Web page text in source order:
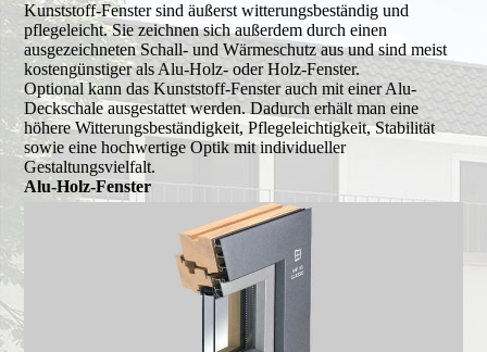
Kunststoff-Fenster sind äußerst witterungsbeständig und
pflegeleicht. Sie zeichnen sich außerdem durch einen
ausgezeichneten Schall- und Wärmeschutz aus und sind meist
kostengünstiger als Alu-Holz- oder Holz-Fenster.
Optional kann das Kunststoff-Fenster auch mit einer Alu-
Deckschale ausgestattet werden. Dadurch erhält man eine
höhere Witterungsbeständigkeit, Pflegeleichtigkeit, Stabilität
sowie eine hochwertige Optik mit individueller
Gestaltungsvielfalt.
Alu-Holz-Fenster